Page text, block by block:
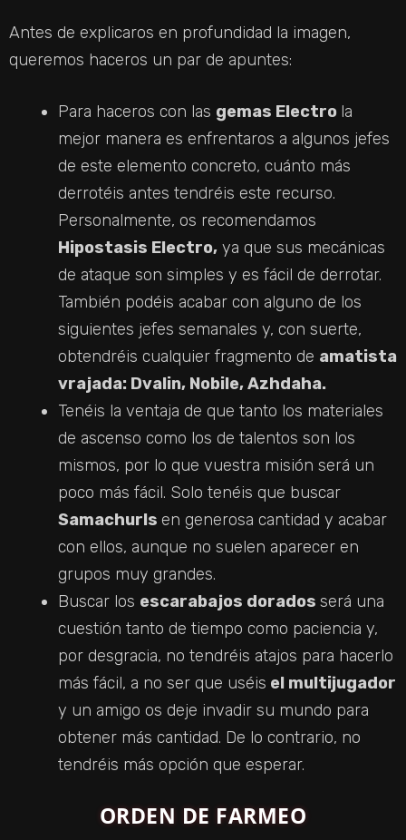
Antes de explicaros en profundidad la imagen,
queremos haceros un par de apuntes:
Para haceros con las gemas Electro la
mejor manera es enfrentaros a algunos jefes
de este elemento concreto, cuánto más
derrotéis antes tendréis este recurso.
Personalmente, os recomendamos
Hipostasis Electro, ya que sus mecánicas
de ataque son simples y es fácil de derrotar.
También podéis acabar con alguno de los
siguientes jefes semanales y, con suerte,
obtendréis cualquier fragmento de amatista
vrajada: Dvalin, Nobile, Azhdaha.
Tenéis la ventaja de que tanto los materiales
de ascenso como los de talentos son los
mismos, por lo que vuestra misión será un
poco más fácil. Solo tenéis que buscar
Samachurls en generosa cantidad y acabar
con ellos, aunque no suelen aparecer en
grupos muy grandes.
Buscar los escarabajos dorados será una
cuestión tanto de tiempo como paciencia y,
por desgracia, no tendréis atajos para hacerlo
más fácil, a no ser que uséis el multijugador
y un amigo os deje invadir su mundo para
obtener más cantidad. De lo contrario, no
tendréis más opción que esperar.
ORDEN DE FARMEO